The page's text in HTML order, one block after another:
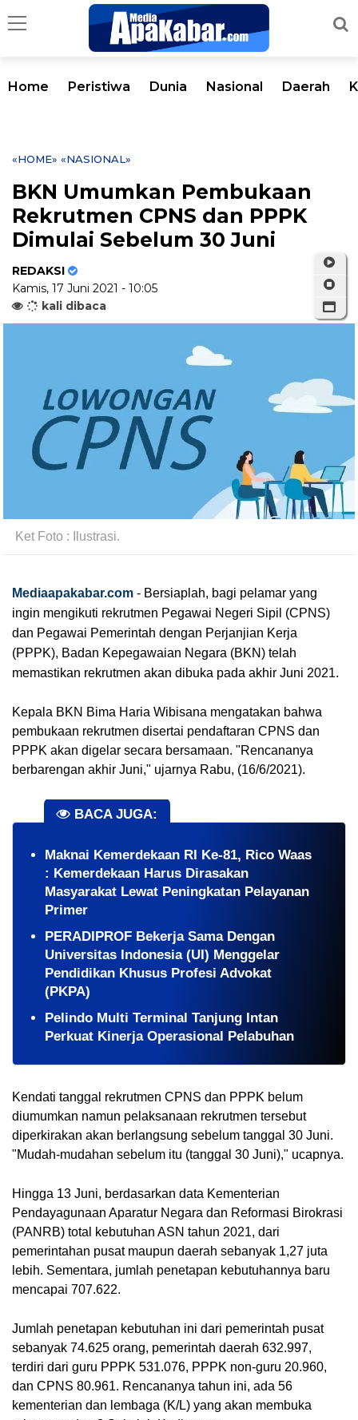
Home Peristiwa Dunia Nasional Daerah
«HOME» «NASIONAL»
BKN Umumkan Pembukaan
Rekrutmen CPNS dan PPPK
Dimulai Sebelum 30 Juni
REDAKSI
Kamis, 17 Juni 2021 - 10:05
kali dibaca
Ket Foto : Ilustrasi.
Mediaapakabar.com - Bersiaplah, bagi pelamar yang
ingin mengikuti rekrutmen Pegawai Negeri Sipil (CPNS)
dan Pegawai Pemerintah dengan Perjanjian Kerja
(PPPK), Badan Kepegawaian Negara (BKN) telah
memastikan rekrutmen akan dibuka pada akhir Juni 2021.
Kepala BKN Bima Haria Wibisana mengatakan bahwa
pembukaan rekrutmen disertai pendaftaran CPNS dan
PPPK akan digelar secara bersamaan. "Rencananya
berbarengan akhir Juni," ujarnya Rabu, (16/6/2021).
BACA JUGA:
Maknai Kemerdekaan RI Ke-81, Rico Waas
: Kemerdekaan Harus Dirasakan
Masyarakat Lewat Peningkatan Pelayanan
Primer
PERADIPROF Bekerja Sama Dengan
Universitas Indonesia (UI) Menggelar
Pendidikan Khusus Profesi Advokat
(PKPA)
Pelindo Multi Terminal Tanjung Intan
Perkuat Kinerja Operasional Pelabuhan
Kendati tanggal rekrutmen CPNS dan PPPK belum
diumumkan namun pelaksanaan rekrutmen tersebut
diperkirakan akan berlangsung sebelum tanggal 30 Juni.
"Mudah-mudahan sebelum itu (tanggal 30 Juni)," ucapnya.
Hingga 13 Juni, berdasarkan data Kementerian
Pendayagunaan Aparatur Negara dan Reformasi Birokrasi
(PANRB) total kebutuhan ASN tahun 2021, dari
pemerintahan pusat maupun daerah sebanyak 1,27 juta
lebih. Sementara, jumlah penetapan kebutuhannya baru
mencapai 707.622.
Jumlah penetapan kebutuhan ini dari pemerintah pusat
sebanyak 74.625 orang, pemerintah daerah 632.997,
terdiri dari guru PPPK 531.076, PPPK non-guru 20.960,
dan CPNS 80.961. Rencananya tahun ini, ada 56
kementerian dan lembaga (K/L) yang akan membuka